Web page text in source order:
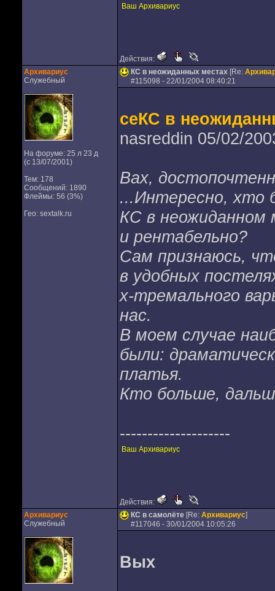
Ваш Архивариус
Действия:
Архивариус
Служебный
На форуме: 25 л 23 д
(с 13/07/2001)
Тем: 178
Сообщений: 1890
Флеймы: 56 (3%)
Гео: sextalk.ru
КС в неожиданных местах [Re:
#115098 - 22/01/2004 08:40:21
сеКС в
nasreddin 05/02/
Вах,
...Интересно, хто
КС в неожиданном
и рентабельно?
Сам признаюсь,
в удобных
х-тремального
нас.
В моем случае
были:
платья.
Кто больше,
--------------------
Ваш Архивариус
Действия:
Архивариус
Служебный
КС в самолёте [Re: Архивариус]
#117046 - 30/01/2004 10:05:26
Вых